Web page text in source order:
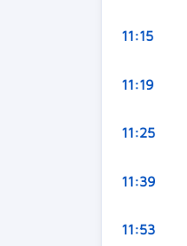
11:15
11:19
11:25
11:39
11:53